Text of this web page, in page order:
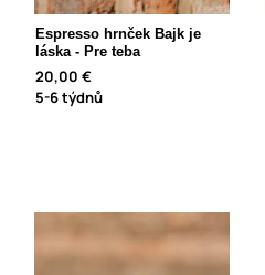
Espresso hrnček Bajk je
láska - Pre teba
20,00 €
5-6 týdnů